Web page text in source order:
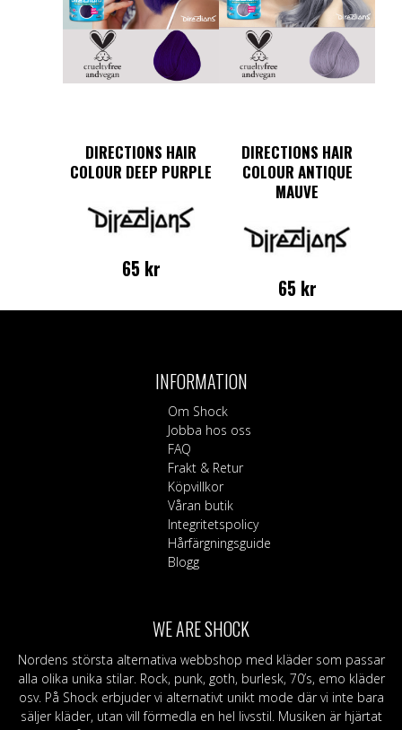
DIRECTIONS HAIR
COLOUR DEEP PURPLE
65 kr
DIRECTIONS HAIR
COLOUR ANTIQUE
MAUVE
65 kr
INFORMATION
Om Shock
Jobba hos oss
FAQ
Frakt & Retur
Köpvillkor
Våran butik
Integritetspolicy
Hårfärgningsguide
Blogg
WE ARE SHOCK
Nordens största alternativa webbshop med kläder som passar
alla olika unika stilar. Rock, punk, goth, burlesk, 70’s, emo kläder
osv. På Shock erbjuder vi alternativt unikt mode där vi inte bara
säljer kläder, utan vill förmedla en hel livsstil. Musiken är hjärtat